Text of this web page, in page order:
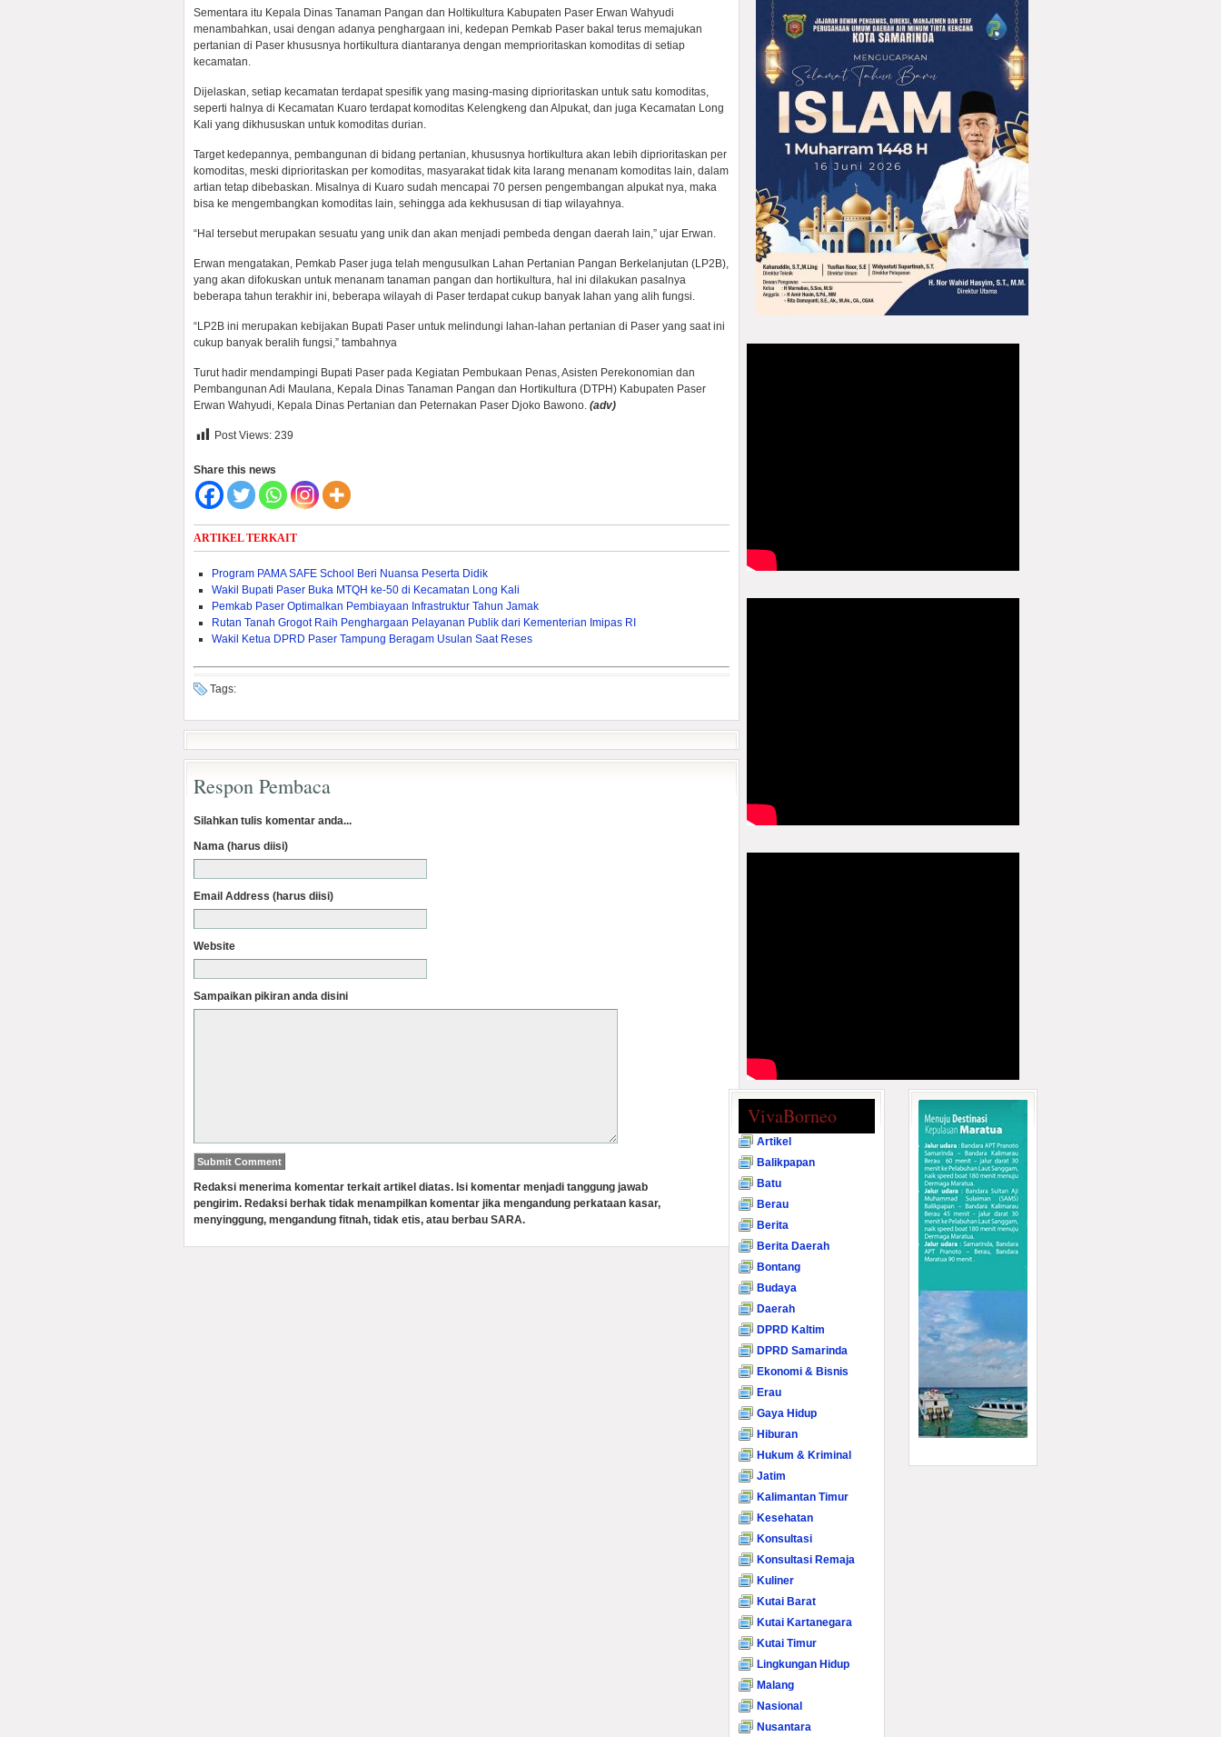
Sementara itu Kepala Dinas Tanaman Pangan dan Holtikultura Kabupaten Paser Erwan Wahyudi
menambahkan, usai dengan adanya penghargaan ini, kedepan Pemkab Paser bakal terus memajukan
pertanian di Paser khususnya hortikultura diantaranya dengan memprioritaskan komoditas di setiap
kecamatan.
Dijelaskan, setiap kecamatan terdapat spesifik yang masing-masing diprioritaskan untuk satu komoditas,
seperti halnya di Kecamatan Kuaro terdapat komoditas Kelengkeng dan Alpukat, dan juga Kecamatan Long
Kali yang dikhususkan untuk komoditas durian.
Target kedepannya, pembangunan di bidang pertanian, khususnya hortikultura akan lebih diprioritaskan per
komoditas, meski diprioritaskan per komoditas, masyarakat tidak kita larang menanam komoditas lain, dalam
artian tetap dibebaskan. Misalnya di Kuaro sudah mencapai 70 persen pengembangan alpukat nya, maka
bisa ke mengembangkan komoditas lain, sehingga ada kekhususan di tiap wilayahnya.
“Hal tersebut merupakan sesuatu yang unik dan akan menjadi pembeda dengan daerah lain,” ujar Erwan.
Erwan mengatakan, Pemkab Paser juga telah mengusulkan Lahan Pertanian Pangan Berkelanjutan (LP2B),
yang akan difokuskan untuk menanam tanaman pangan dan hortikultura, hal ini dilakukan pasalnya
beberapa tahun terakhir ini, beberapa wilayah di Paser terdapat cukup banyak lahan yang alih fungsi.
“LP2B ini merupakan kebijakan Bupati Paser untuk melindungi lahan-lahan pertanian di Paser yang saat ini
cukup banyak beralih fungsi,” tambahnya
Turut hadir mendampingi Bupati Paser pada Kegiatan Pembukaan Penas, Asisten Perekonomian dan
Pembangunan Adi Maulana, Kepala Dinas Tanaman Pangan dan Hortikultura (DTPH) Kabupaten Paser
Erwan Wahyudi, Kepala Dinas Pertanian dan Peternakan Paser Djoko Bawono. (adv)
Post Views: 239
Share this news
ARTIKEL TERKAIT
Program PAMA SAFE School Beri Nuansa Peserta Didik
Wakil Bupati Paser Buka MTQH ke-50 di Kecamatan Long Kali
Pemkab Paser Optimalkan Pembiayaan Infrastruktur Tahun Jamak
Rutan Tanah Grogot Raih Penghargaan Pelayanan Publik dari Kementerian Imipas RI
Wakil Ketua DPRD Paser Tampung Beragam Usulan Saat Reses
Tags:
Respon Pembaca
Silahkan tulis komentar anda...
Nama (harus diisi)
Email Address (harus diisi)
Website
Sampaikan pikiran anda disini
Redaksi menerima komentar terkait artikel diatas. Isi komentar menjadi tanggung jawab
pengirim. Redaksi berhak tidak menampilkan komentar jika mengandung perkataan kasar,
menyinggung, mengandung fitnah, tidak etis, atau berbau SARA.
VivaBorneo
Artikel
Balikpapan
Batu
Berau
Berita
Berita Daerah
Bontang
Budaya
Daerah
DPRD Kaltim
DPRD Samarinda
Ekonomi & Bisnis
Erau
Gaya Hidup
Hiburan
Hukum & Kriminal
Jatim
Kalimantan Timur
Kesehatan
Konsultasi
Konsultasi Remaja
Kuliner
Kutai Barat
Kutai Kartanegara
Kutai Timur
Lingkungan Hidup
Malang
Nasional
Nusantara